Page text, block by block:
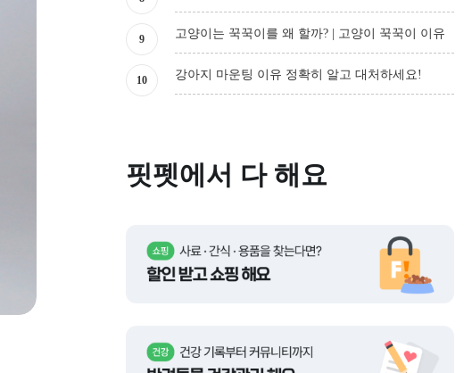
고양이는 꾹꾹이를 왜 할까? | 고양이 꾹꾹이 이유
강아지 마운팅 이유 정확히 알고 대처하세요!
핏펫에서 다 해요